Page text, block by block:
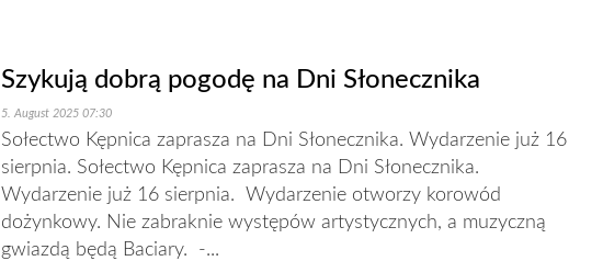
Szykują dobrą pogodę na Dni Słonecznika
5. August 2025 07:30
Sołectwo Kępnica zaprasza na Dni Słonecznika. Wydarzenie już 16
sierpnia. Sołectwo Kępnica zaprasza na Dni Słonecznika.
Wydarzenie już 16 sierpnia. Wydarzenie otworzy korowód
dożynkowy. Nie zabraknie występów artystycznych, a muzyczną
gwiazdą będą Baciary. -...